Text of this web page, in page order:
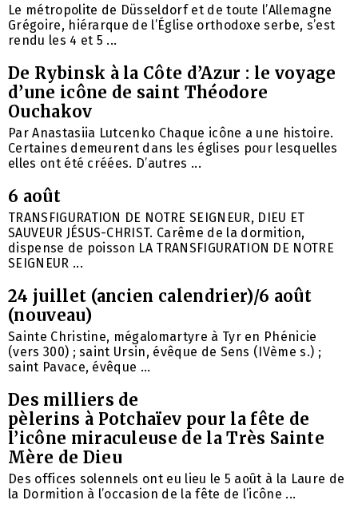
Le métropolite de Düsseldorf et de toute l’Allemagne
Grégoire, hiérarque de l’Église orthodoxe serbe, s’est
rendu les 4 et 5 ...
De Rybinsk à la Côte d’Azur : le voyage
d’une icône de saint Théodore
Ouchakov
Par Anastasiia Lutcenko Chaque icône a une histoire.
Certaines demeurent dans les églises pour lesquelles
elles ont été créées. D’autres ...
6 août
TRANSFIGURATION DE NOTRE SEIGNEUR, DIEU ET
SAUVEUR JÉSUS-CHRIST. Carême de la dormition,
dispense de poisson LA TRANSFIGURATION DE NOTRE
SEIGNEUR ...
24 juillet (ancien calendrier)/6 août
(nouveau)
Sainte Christine, mégalomartyre à Tyr en Phénicie
(vers 300) ; saint Ursin, évêque de Sens (IVème s.) ;
saint Pavace, évêque ...
Des milliers de
pèlerins à Potchaïev pour la fête de
l’icône miraculeuse de la Très Sainte
Mère de Dieu
Des offices solennels ont eu lieu le 5 août à la Laure de
la Dormition à l’occasion de la fête de l’icône ...